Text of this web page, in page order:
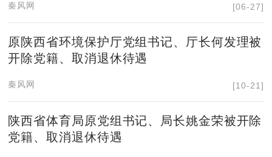
秦风网 [06-27]
原陕西省环境保护厅党组书记、厅长何发理被
开除党籍、取消退休待遇
秦风网 [10-21]
陕西省体育局原党组书记、局长姚金荣被开除
党籍、取消退休待遇